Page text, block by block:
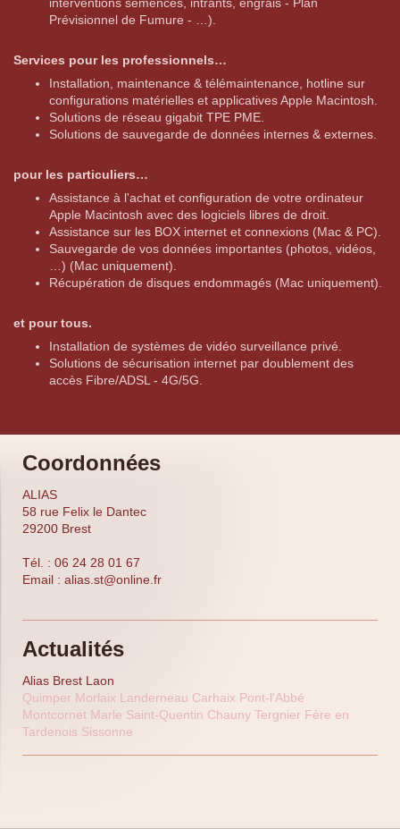
interventions semences, intrants, engrais - Plan
Prévisionnel de Fumure - …).
Services pour les professionnels…
Installation, maintenance & télémaintenance, hotline sur
configurations matérielles et applicatives Apple Macintosh.
Solutions de réseau gigabit TPE PME.
Solutions de sauvegarde de données internes & externes.
pour les particuliers…
Assistance à l'achat et configuration de votre ordinateur
Apple Macintosh avec des logiciels libres de droit.
Assistance sur les BOX internet et connexions (Mac & PC).
Sauvegarde de vos données importantes (photos, vidéos,
…) (Mac uniquement).
Récupération de disques endommagés (Mac uniquement).
et pour tous.
Installation de systèmes de vidéo surveillance privé.
Solutions de sécurisation internet par doublement des
accès Fibre/ADSL - 4G/5G.
Coordonnées
ALIAS
58 rue Felix le Dantec
29200 Brest
Tél. : 06 24 28 01 67
Email : alias.st@online.fr
Actualités
Alias Brest Laon
Quimper Morlaix Landerneau Carhaix Pont-l'Abbé
Montcornet Marle Saint-Quentin Chauny Tergnier Fère en
Tardenois Sissonne